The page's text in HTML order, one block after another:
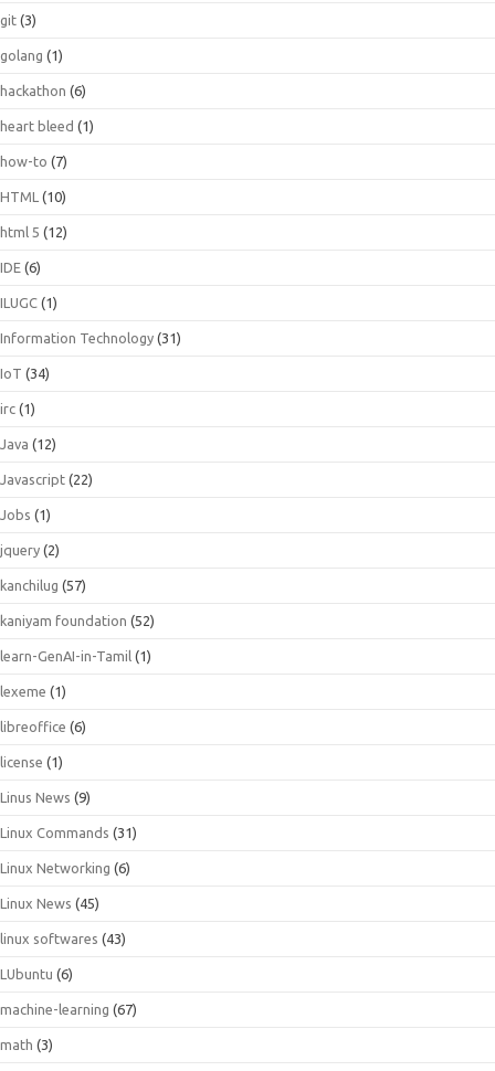
git (3)
golang (1)
hackathon (6)
heart bleed (1)
how-to (7)
HTML (10)
html 5 (12)
IDE (6)
ILUGC (1)
Information Technology (31)
IoT (34)
irc (1)
Java (12)
Javascript (22)
Jobs (1)
jquery (2)
kanchilug (57)
kaniyam foundation (52)
learn-GenAI-in-Tamil (1)
lexeme (1)
libreoffice (6)
license (1)
Linus News (9)
Linux Commands (31)
Linux Networking (6)
Linux News (45)
linux softwares (43)
LUbuntu (6)
machine-learning (67)
math (3)